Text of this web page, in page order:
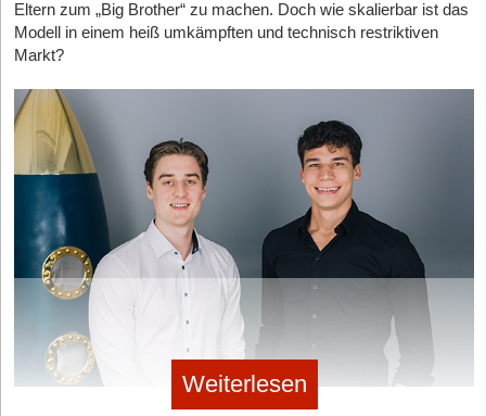
Eltern zum „Big Brother“ zu machen. Doch wie skalierbar ist das
Modell in einem heiß umkämpften und technisch restriktiven
Markt?
Weiterlesen